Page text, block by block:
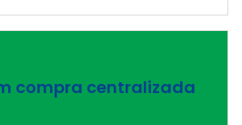
compra centralizada